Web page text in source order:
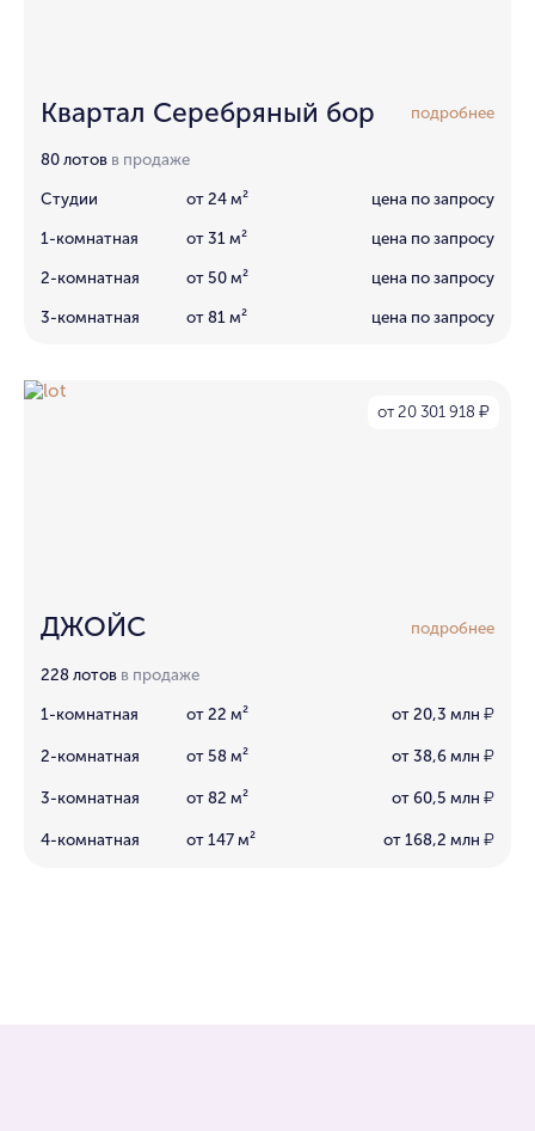
Квартал Серебряный бор подробнее
80 лотов в продаже
Студии от 24 м² цена по запросу
1-комнатная от 31 м² цена по запросу
2-комнатная от 50 м² цена по запросу
3-комнатная от 81 м² цена по запросу
от 20 301 918 ₽
ДЖОЙС подробнее
228 лотов в продаже
1-комнатная от 22 м² от 20,3 млн ₽
2-комнатная от 58 м² от 38,6 млн ₽
3-комнатная от 82 м² от 60,5 млн ₽
4-комнатная от 147 м² от 168,2 млн ₽